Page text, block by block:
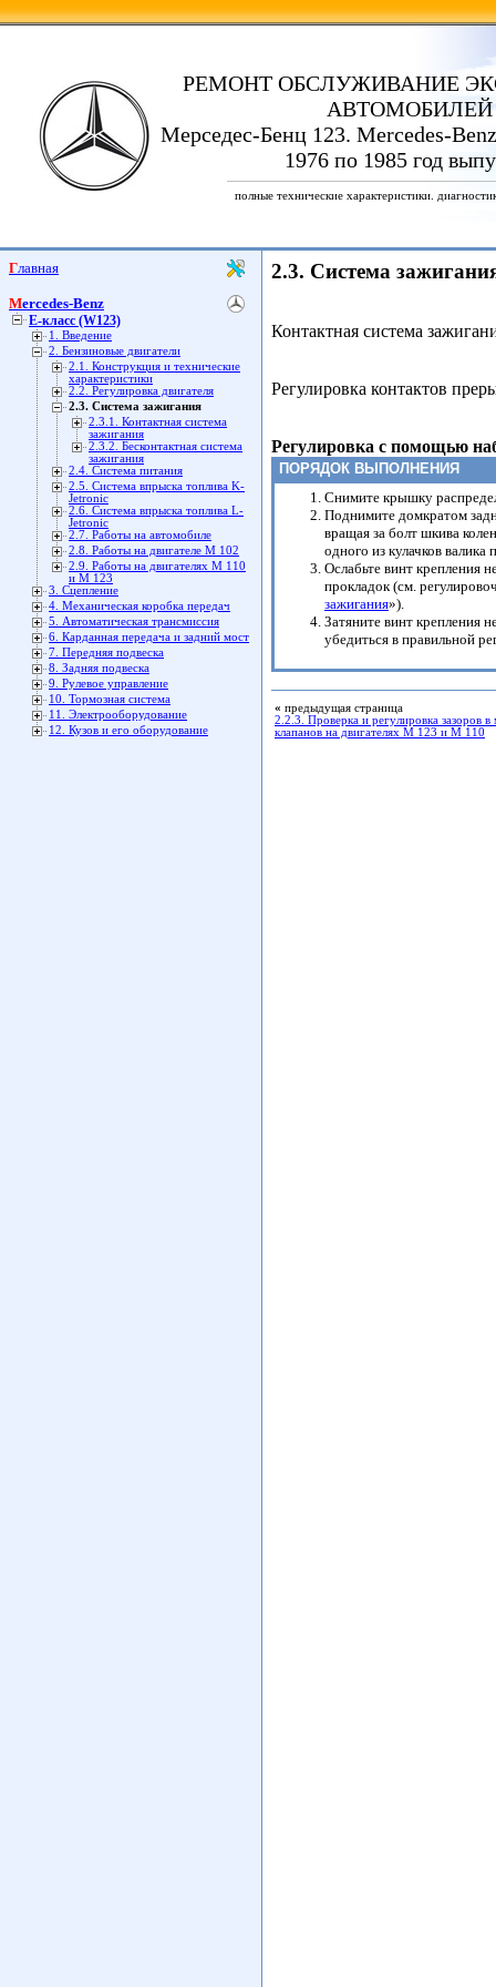
РЕМОНТ ОБСЛУЖИВАНИЕ
АВТОМОБИЛЕЙ
Мерседес-Бенц 123. Mercedes-
1976 по 1985 год
полные технические характеристики.
Главная
Mercedes-Benz
E-класс (W123)
1. Введение
2. Бензиновые двигатели
2.1. Конструкция и технические
характеристики
2.2. Регулировка двигателя
2.3. Система зажигания
2.3.1. Контактная система
зажигания
2.3.2. Бесконтактная система
зажигания
2.4. Система питания
2.5. Система впрыска топлива K-
Jetronic
2.6. Система впрыска топлива L-
Jetronic
2.7. Работы на автомобиле
2.8. Работы на двигателе М 102
2.9. Работы на двигателях М 110
и М 123
3. Сцепление
4. Механическая коробка передач
5. Автоматическая трансмиссия
6. Карданная передача и задний мост
7. Передняя подвеска
8. Задняя подвеска
9. Рулевое управление
10. Тормозная система
11. Электрооборудование
12. Кузов и его оборудование
2.3. Система
Контактная система
Регулировка контактов
Регулировка с помощью
ПОРЯДОК ВЫПОЛНЕНИЯ
Снимите крышку
Поднимите домкратом
вращая за болт шкива
одного из кулачков валика
Ослабьте винт крепления
прокладок (см.
зажигания»).
Затяните винт крепления
убедиться в правильной
« предыдущая страница
2.2.3. Проверка и регулировка зазоров
клапанов на двигателях М 123 и М 110